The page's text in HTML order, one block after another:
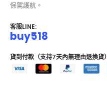
保駕護航。
客服LINE:
buy518
貨到付款（支持7天內無理由退換貨）